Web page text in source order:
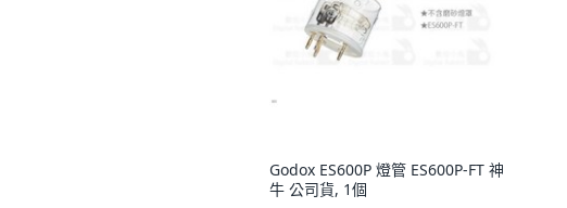
Godox ES600P 燈管 ES600P-FT 神
牛 公司貨, 1個